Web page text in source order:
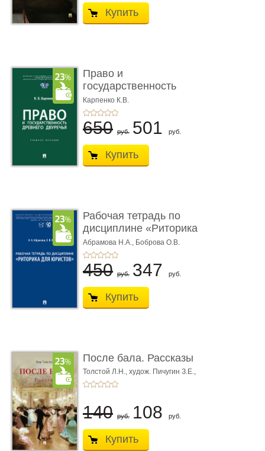
Купить
Право и
государственность
Древнего Двуречья. �
...
Карпенко К.В.
650 руб. 501 руб.
Купить
Рабочая тетрадь по
дисциплине «Риторика
для ю� ...
Абрамова Н.А., Боброва О.В.
450 руб. 347 руб.
Купить
После бала. Рассказы
Толстой Л.Н., худож. Пичугин З.Е.,
худож. Лебедев А.И.,
140 руб. 108 руб.
Купить